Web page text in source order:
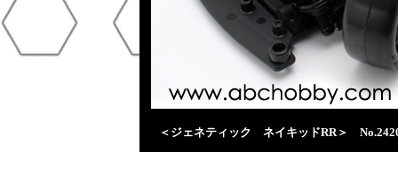
＜ジェネティック ネイキッドRR＞